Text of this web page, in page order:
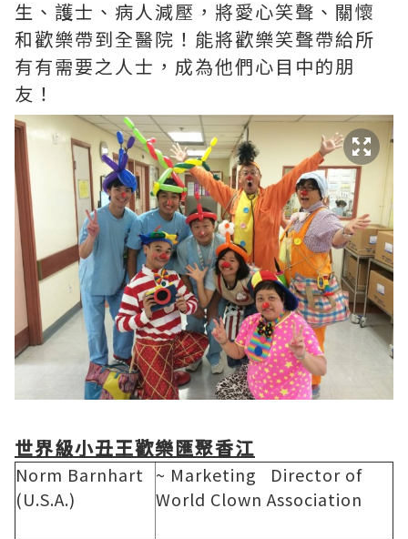
生、護士、病人減壓，將愛心笑聲、關懷
和歡樂帶到全醫院！能將歡樂笑聲帶給所
有有需要之人士，成為他們心目中的朋
友！
世界級小丑王歡樂匯聚香江
Norm Barnhart
(U.S.A.)
~ Marketing Director of
World Clown Association